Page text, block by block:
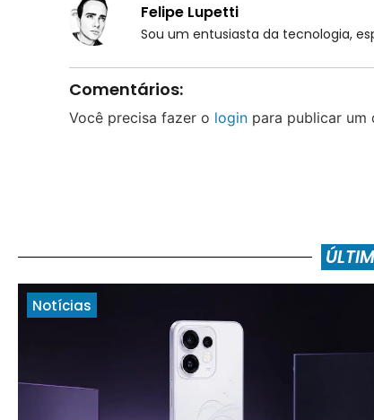
Felipe Lupetti
Sou um entusiasta da tecnologia,
Comentários:
Você precisa fazer o loginpara publicar um
Notícias